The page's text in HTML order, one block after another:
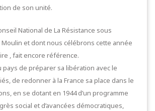
de son unité.
National de La Résistance sous
Moulin et dont nous célébrons cette année
, fait encore référence.
pays de préparer sa libération avec le
de redonner à la France sa place dans le
en se dotant en 1944 d’un programme
social et d’avancées démocratiques,